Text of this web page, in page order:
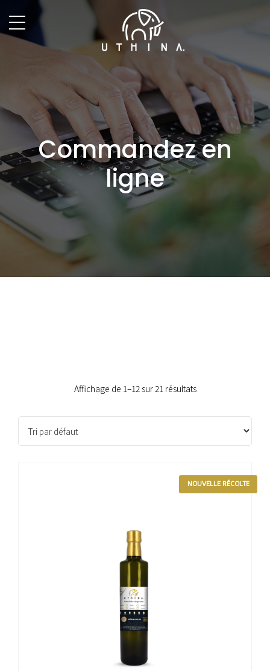
Commandez en
ligne
Affichage de 1–12 sur 21 résultats
NOUVELLE RÉCOLTE